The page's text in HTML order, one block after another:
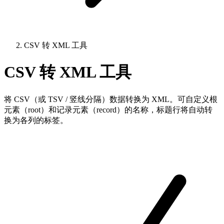
CSV 转 XML 工具
CSV 转 XML 工具
将 CSV（或 TSV / 竖线分隔）数据转换为 XML。可自定义根
元素（root）和记录元素（record）的名称，标题行将自动转
换为各列的标签。